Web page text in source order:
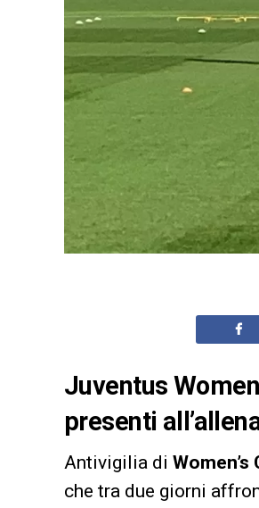
Juventus
presenti
Antivigilia di
che tra due giorni